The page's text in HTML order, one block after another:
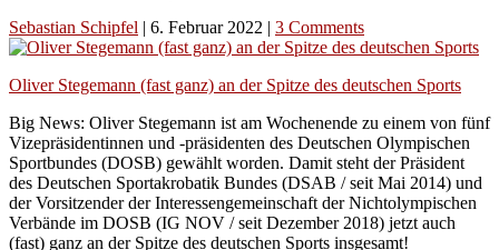
Sebastian Schipfel | 6. Februar 2022 | 3 Comments
Oliver Stegemann (fast ganz) an der Spitze des deutschen Sports
Big News: Oliver Stegemann ist am Wochenende zu einem von fünf
Vizepräsidentinnen und -präsidenten des Deutschen Olympischen
Sportbundes (DOSB) gewählt worden. Damit steht der Präsident
des Deutschen Sportakrobatik Bundes (DSAB / seit Mai 2014) und
der Vorsitzender der Interessengemeinschaft der Nichtolympischen
Verbände im DOSB (IG NOV / seit Dezember 2018) jetzt auch
(fast) ganz an der Spitze des deutschen Sports insgesamt!